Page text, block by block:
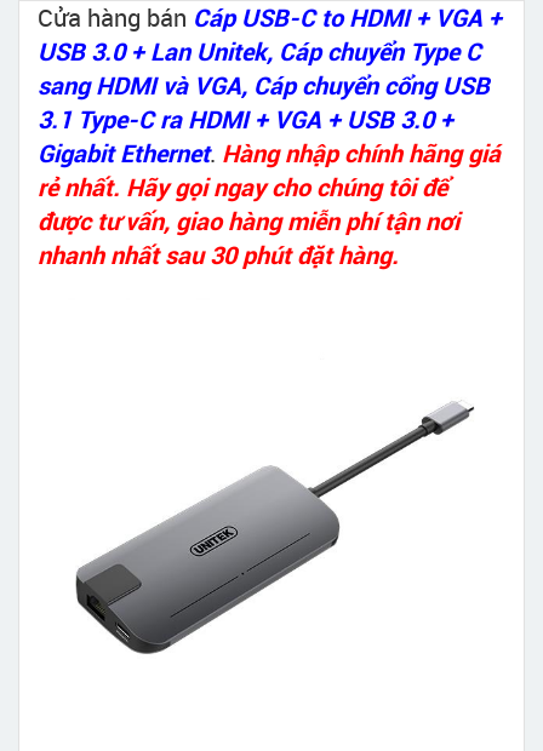
Cửa hàng bán Cáp USB-C to HDMI + VGA +
USB 3.0 + Lan Unitek, Cáp chuyển Type C
sang HDMI và VGA, Cáp chuyển cổng USB
3.1 Type-C ra HDMI + VGA + USB 3.0 +
Gigabit Ethernet. Hàng nhập chính hãng giá
rẻ nhất. Hãy gọi ngay cho chúng tôi để
được tư vấn, giao hàng miễn phí tận nơi
nhanh nhất sau 30 phút đặt hàng.